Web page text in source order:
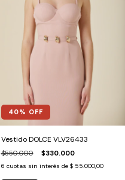
40% OFF
Vestido DOLCE VLV26433
$550.000 $330.000
6 cuotas sin interés de $ 55.000,00